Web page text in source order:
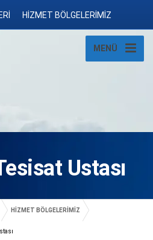
HİZMET BÖLGELERİMİZ
MENÜ
Ustası
HİZMET BÖLGELERİMİZ